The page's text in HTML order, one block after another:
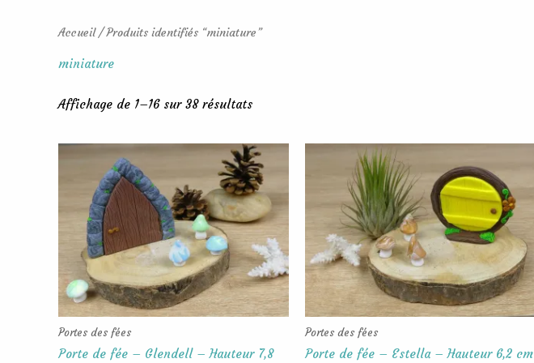
Accueil/ Produits identifiés “miniature”
miniature
Affichage de 1–16 sur 38 résultats
Portes des fées
Porte de fée – Glendell – Hauteur 7,8
Portes des fées
Porte de fée – Estella – Hauteur 6,2 cm